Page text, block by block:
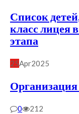
Список
класс лицея
этапа
25Apr2025
Организация
0
212